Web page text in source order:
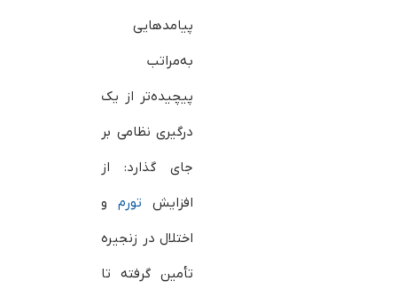
پیامدهایی
به‌مراتب
پیچیده‌تر از یک
درگیری نظامی بر
جای گذارد: از
افزایش تورمو
اختلال در زنجیره
تأمین گرفته تا